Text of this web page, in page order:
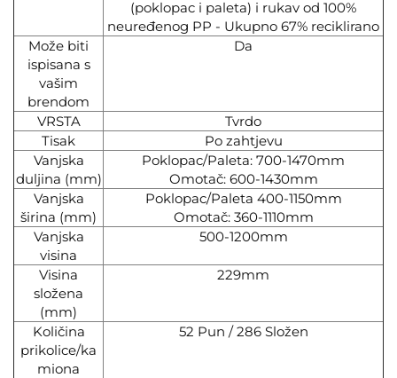
(poklopac i paleta) i rukav od 100%
neuređenog PP - Ukupno 67% reciklirano
Može biti
ispisana s
vašim
brendom
Da
VRSTA
Tvrdo
Tisak
Po zahtjevu
Vanjska
duljina (mm)
Poklopac/Paleta: 700-1470mm
Omotač: 600-1430mm
Vanjska
širina (mm)
Poklopac/Paleta 400-1150mm
Omotač: 360-1110mm
Vanjska
visina
500-1200mm
Visina
složena
(mm)
229mm
Količina
prikolice/ka
miona
52 Pun / 286 Složen